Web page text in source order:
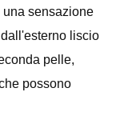
sensazione
liscio
pelle,
possono